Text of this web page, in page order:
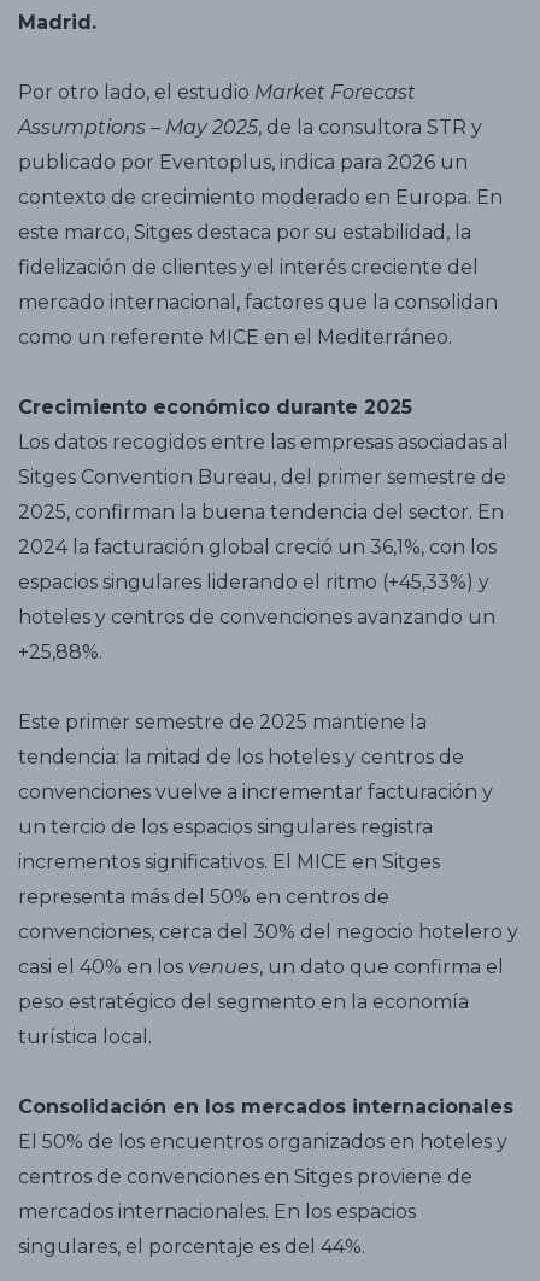
Madrid.
Por otro lado, el estudio Market Forecast
Assumptions – May 2025, de la consultora STR y
publicado por Eventoplus, indica para 2026 un
contexto de crecimiento moderado en Europa. En
este marco, Sitges destaca por su estabilidad, la
fidelización de clientes y el interés creciente del
mercado internacional, factores que la consolidan
como un referente MICE en el Mediterráneo.
Crecimiento económico durante 2025
Los datos recogidos entre las empresas asociadas al
Sitges Convention Bureau, del primer semestre de
2025, confirman la buena tendencia del sector. En
2024 la facturación global creció un 36,1%, con los
espacios singulares liderando el ritmo (+45,33%) y
hoteles y centros de convenciones avanzando un
+25,88%.
Este primer semestre de 2025 mantiene la
tendencia: la mitad de los hoteles y centros de
convenciones vuelve a incrementar facturación y
un tercio de los espacios singulares registra
incrementos significativos. El MICE en Sitges
representa más del 50% en centros de
convenciones, cerca del 30% del negocio hotelero y
casi el 40% en los venues, un dato que confirma el
peso estratégico del segmento en la economía
turística local.
Consolidación en los mercados internacionales
El 50% de los encuentros organizados en hoteles y
centros de convenciones en Sitges proviene de
mercados internacionales. En los espacios
singulares, el porcentaje es del 44%.